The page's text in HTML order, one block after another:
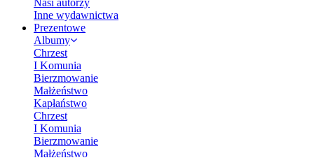
Nasi autorzy
Inne wydawnictwa
Prezentowe
Albumy
Chrzest
I Komunia
Bierzmowanie
Małżeństwo
Kapłaństwo
Chrzest
I Komunia
Bierzmowanie
Małżeństwo